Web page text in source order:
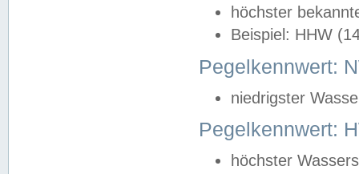
höchster
Beispiel: HHW
Pegelkennwert:
niedrigster
Pegelkennwert:
höchster